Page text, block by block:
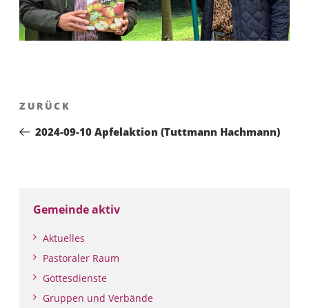
Beitragsnavigation
Vorheriger
ZURÜCK
2024-09-10 Apfelaktion (Tuttmann Hachmann)
Gemeinde aktiv
Aktuelles
Pastoraler Raum
Gottesdienste
Gruppen und Verbände